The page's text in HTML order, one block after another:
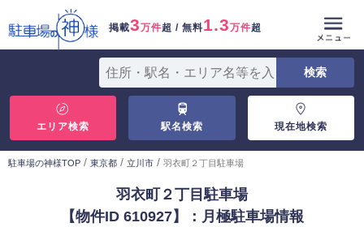
掲載3万件超 / 無料1.3万件超
エリア検索 駅名検索 現在地検索
駐車場の神様TOP / 東京都 / 立川市 / 羽衣町２丁目駐車場
羽衣町２丁目駐車場
【物件ID 610927】：月極駐車場情報